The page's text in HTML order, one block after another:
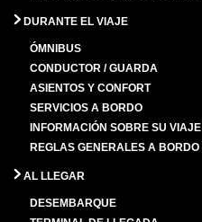
DURANTE EL VIAJE
ÓMNIBUS
CONDUCTOR / GUARDA
ASIENTOS Y CONFORT
SERVICIOS A BORDO
INFORMACIÓN SOBRE SU VIAJE
REGLAS GENERALES A BORDO
AL LLEGAR
DESEMBARQUE